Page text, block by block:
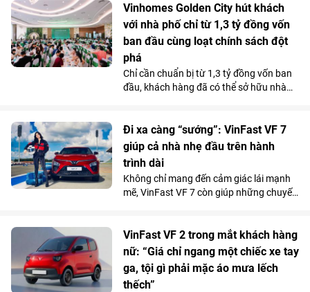
Nguồn lực này sẽ được sử dụng để triển
khai hơn 30 công trình môi trường cộng
đồng tại 11 tỉnh, thành phố, góp phần cải
thiện điều kiện sống, bảo vệ môi trường
và mang lại lợi ích cho hơn 100.000
người dân trên cả nước.
Vinhomes Golden City hút khách
với nhà phố chỉ từ 1,3 tỷ đồng vốn
ban đầu cùng loạt chính sách đột
phá
Chỉ cần chuẩn bị từ 1,3 tỷ đồng vốn ban
đầu, khách hàng đã có thể sở hữu nhà
tâm cùng chính sách hỗ trợ lãi suất tốt
bậc nhất thị trường từ chủ đầu tư đang
giúp dự án thu hút người mua ở thực lẫn
nhà đầu tư tìm kiếm sản phẩm có khả
năng khai thác kinh doanh và tăng giá
lâu dài.
Đi xa càng “sướng”: VinFast VF 7
giúp cả nhà nhẹ đầu trên hành
trình dài
Không chỉ mang đến cảm giác lái mạnh
mẽ, VinFast VF 7 còn giúp những chuyến
lái trên mọi cung đường.
VinFast VF 2 trong mắt khách hàng
nữ: “Giá chỉ ngang một chiếc xe tay
ga, tội gì phải mặc áo mưa lếch
thếch”